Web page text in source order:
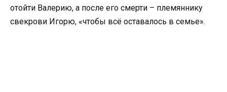
отойти Валерию, а после его смерти – племяннику
свекрови Игорю, «чтобы всё оставалось в семье».